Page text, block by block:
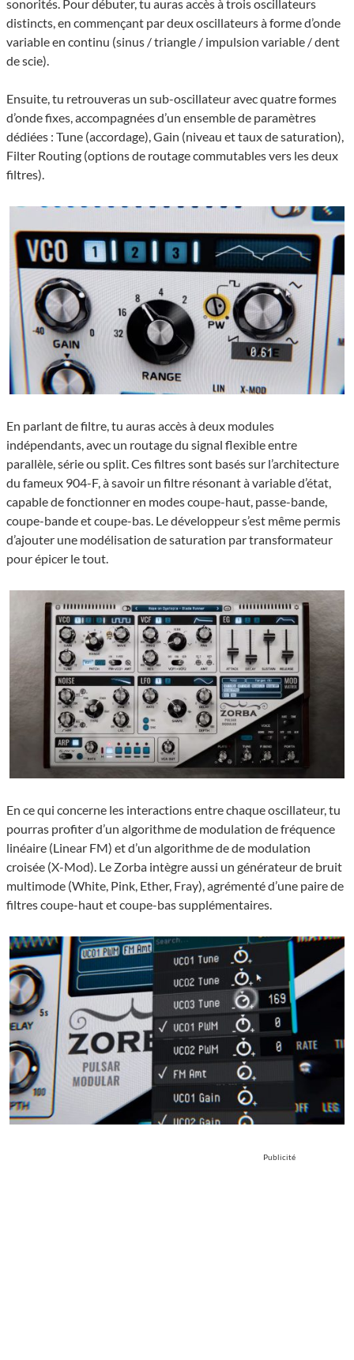
sonorités. Pour débuter, tu auras accès à trois oscillateurs
distincts, en commençant par deux oscillateurs à forme d’onde
variable en continu (sinus / triangle / impulsion variable / dent
de scie).
Ensuite, tu retrouveras un sub-oscillateur avec quatre formes
d’onde fixes, accompagnées d’un ensemble de paramètres
dédiées : Tune (accordage), Gain (niveau et taux de saturation),
Filter Routing (options de routage commutables vers les deux
filtres).
En parlant de filtre, tu auras accès à deux modules
indépendants, avec un routage du signal flexible entre
parallèle, série ou split. Ces filtres sont basés sur l’architecture
du fameux 904-F, à savoir un filtre résonant à variable d’état,
capable de fonctionner en modes coupe-haut, passe-bande,
coupe-bande et coupe-bas. Le développeur s’est même permis
d’ajouter une modélisation de saturation par transformateur
pour épicer le tout.
En ce qui concerne les interactions entre chaque oscillateur, tu
pourras profiter d’un algorithme de modulation de fréquence
linéaire (Linear FM) et d’un algorithme de de modulation
croisée (X-Mod). Le Zorba intègre aussi un générateur de bruit
multimode (White, Pink, Ether, Fray), agrémenté d’une paire de
filtres coupe-haut et coupe-bas supplémentaires.
Publicité